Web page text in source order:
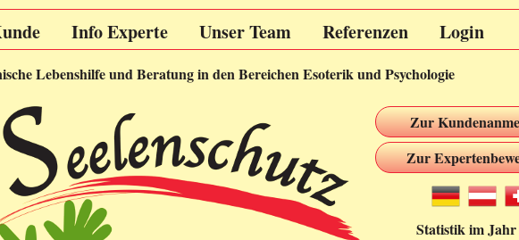
Info Experte Unser Team Referenzen Login
Lebenshilfe und Beratung in den Bereichen Esoterik und Psychologie
Zur
Zur
Statistik im Jahr